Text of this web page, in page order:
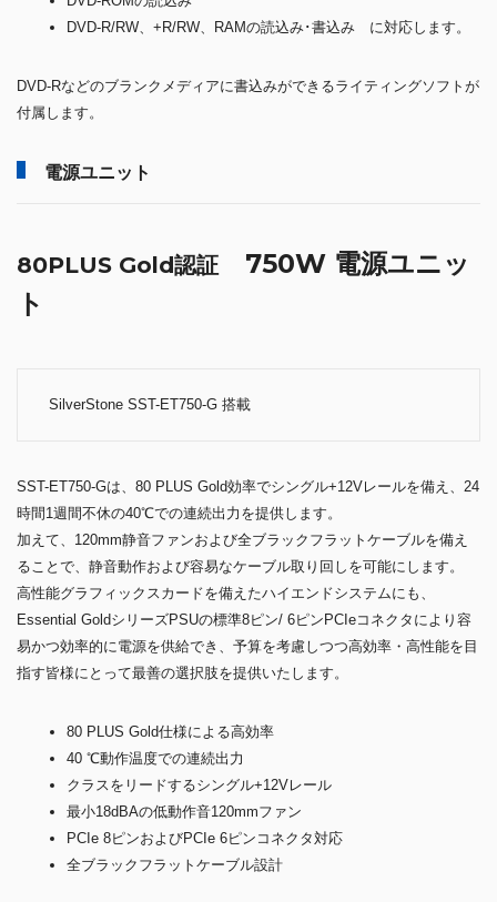
DVD-R/RW、+R/RW、RAMの読込み･書込み に対応します。
DVD-Rなどのブランクメディアに書込みができるライティングソフトが
付属します。
電源ユニット
80PLUS Gold認証 750W 電源ユニッ
ト
SilverStone SST-ET750-G 搭載
SST-ET750-Gは、80 PLUS Gold効率でシングル+12Vレールを備え、24
時間1週間不休の40℃での連続出力を提供します。
加えて、120mm静音ファンおよび全ブラックフラットケーブルを備え
ることで、静音動作および容易なケーブル取り回しを可能にします。
高性能グラフィックスカードを備えたハイエンドシステムにも、
Essential GoldシリーズPSUの標準8ピン/ 6ピンPCIeコネクタにより容
易かつ効率的に電源を供給でき、予算を考慮しつつ高効率・高性能を目
指す皆様にとって最善の選択肢を提供いたします。
80 PLUS Gold仕様による高効率
40 ℃動作温度での連続出力
クラスをリードするシングル+12Vレール
最小18dBAの低動作音120mmファン
PCIe 8ピンおよびPCIe 6ピンコネクタ対応
全ブラックフラットケーブル設計